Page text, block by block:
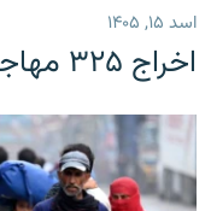
اسد ۱۵, ۱۴۰۵
اخراج ۳۲۵ مهاجر افغان از پاکستان